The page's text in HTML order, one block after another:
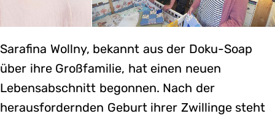
Sarafina Wollny, bekannt aus der Doku-Soap
über ihre Großfamilie, hat einen neuen
Lebensabschnitt begonnen. Nach der
herausfordernden Geburt ihrer Zwillinge steht